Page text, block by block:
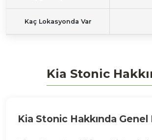
Kaç Lokasyonda Var
Kia Stonic
Kia Stonic Hakkında